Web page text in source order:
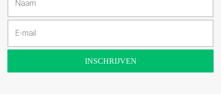
INSCHRIJVEN